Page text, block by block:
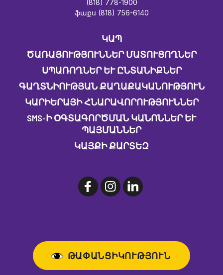
(818) 778-1900
ֆաքս (818) 756-6140
ԿԱՊ
ԾԱՌԱՅՈՒԹՅՈՒՆՆԵՐ ՄԱՏՈՒՑՈՂՆԵՐ
ՍՊԱՌՈՂՆԵՐ ԵՒ ԸՆՏԱՆԻՔՆԵՐ
ԳԱՂՏՆԻՈՒԹՅԱՆ ՔԱՂԱՔԱԿԱՆՈՒԹՅՈՒՆ
ԿԱՐԻԵՐԱՅԻ ՀՆԱՐԱՎՈՐՈՒԹՅՈՒՆՆԵՐ
SMS-Ի ՕԳՏԱԳՈՐԾՄԱՆ ԿԱՆՈՆՆԵՐ ԵՒ Պ
ԱՅՄԱՆՆԵՐ
ԿԱՅՔԻ ՔԱՐՏԵԶ
ԹԱՓԱՆՑԻԿՈՒԹՅՈՒՆ